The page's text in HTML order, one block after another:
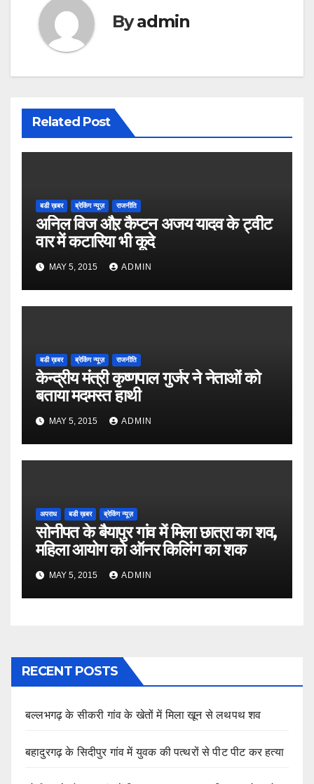
Byadmin
Related Post
बडी ख़बर ब्रेकिंग न्यूज़ राजनीति
अनिल विज औऱ कैप्टन अजय यादव के ट्वीट
वार में कटारिया भी कूदे
MAY 5, 2015 ADMIN
बडी ख़बर ब्रेकिंग न्यूज़ राजनीति
केन्द्रीय मंत्री कृष्णपाल गुर्जर ने नेताओं को
बताया मदमस्त हाथी
MAY 5, 2015 ADMIN
अपराध बडी ख़बर ब्रेकिंग न्यूज़
सोनीपत के बैयापुर गांव में मिला छात्रा का शव,
महिला आयोग को ऑनर किलिंग का शक
MAY 5, 2015 ADMIN
RECENT POSTS
बल्लभगढ़ के सीकरी गांव के खेतों में मिला खून से लथपथ शव
बहादुरगढ़ के सिदीपुर गांव में युवक की पत्थरों से पीट पीट कर हत्या